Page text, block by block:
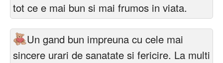
tot ce e mai bun si mai frumos in viata.
Un gand bun impreuna cu cele mai
sincere urari de sanatate si fericire. La multi